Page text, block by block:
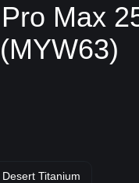
Max
Desert Titanium